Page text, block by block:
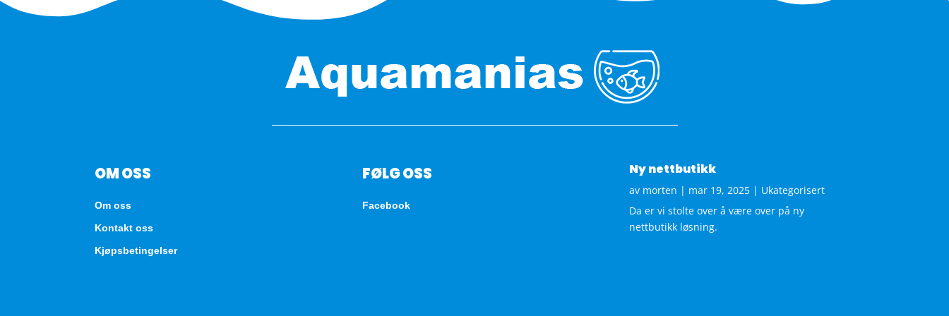
OM OSS
Om oss
Kontakt oss
Kjøpsbetingelser
FØLG OSS
Facebook
Ny nettbutikk
av morten | mar 19, 2025| Ukategorisert
Da er vi stolte over å være over på ny
nettbutikk løsning.